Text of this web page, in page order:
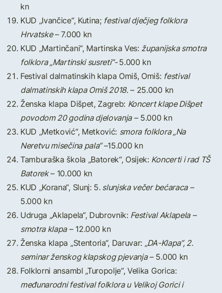
kn
KUD „Ivančice“, Kutina; festival dječjeg folklora
Hrvatske– 7.000 kn
KUD „Martinčani“, Martinska Ves: županijska smotra
folklora „Martinski susreti“-5.000 kn
Festival dalmatinskih klapa Omiš, Omiš: festival
dalmatinskih klapa Omiš 2018. – 25.000 kn
Ženska klapa Dišpet, Zagreb: Koncert klape Dišpet
povodom 20 godina djelovanja– 5.000 kn
KUD „Metković“, Metković: smora folklora „Na
Neretvu misečina pala“–15.000 kn
Tamburaška škola „Batorek“, Osijek: Koncerti i rad TŠ
Batorek– 10.000 kn
KUD „Korana“, Slunj: 5. slunjska večer bećaraca–
5.000 kn
Udruga „Aklapela“, Dubrovnik: Festival Aklapela –
smotra klapa– 12.000 kn
Ženska klapa „Stentoria“, Daruvar: „DA-Klapa“, 2.
seminar ženskog klapskog pjevanja– 5.000 kn
Folklorni ansambl „Turopolje“, Velika Gorica:
međunarodni festival folklora u Velikoj Gorici i